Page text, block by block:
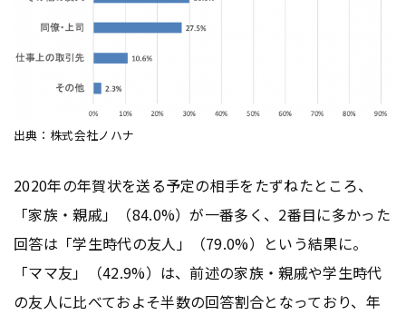
出典：株式会社ノハナ
2020年の年賀状を送る予定の相手をたずねたところ、
「家族・親戚」（84.0%）が一番多く、2番目に多かった
回答は「学生時代の友人」（79.0%）という結果に。
「ママ友」（42.9%）は、前述の家族・親戚や学生時代
の友人に比べておよそ半数の回答割合となっており、年